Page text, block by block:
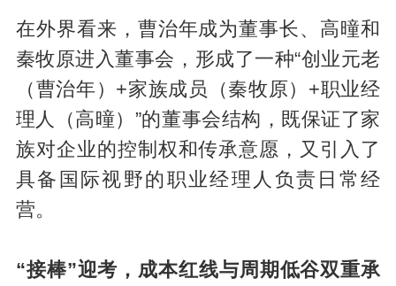
在外界看来，曹治年成为董事长、高曈和
秦牧原进入董事会，形成了一种“创业元老
（曹治年）+家族成员（秦牧原）+职业经
理人（高曈）”的董事会结构，既保证了家
族对企业的控制权和传承意愿，又引入了
具备国际视野的职业经理人负责日常经
营。
“接棒”迎考 ， 成本红线与周期低谷双重承